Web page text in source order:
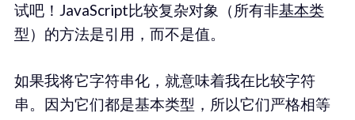
试吧！JavaScript比较复杂对象（所有非基本类
型 ）的方法是引用，而不是值。
如果我将它字符串化，就意味着我在比较字符
串。因为它们都是基本类型，所以它们严格相等